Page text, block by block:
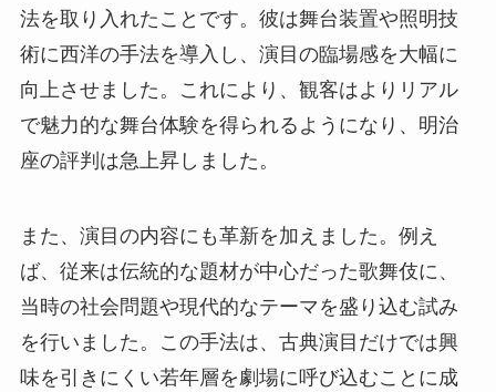
法を取り入れたことです。彼は舞台装置や照明技
術に西洋の手法を導入し、演目の臨場感を大幅に
向上させました。これにより、観客はよりリアル
で魅力的な舞台体験を得られるようになり、明治
座の評判は急上昇しました。
また、演目の内容にも革新を加えました。例え
ば、従来は伝統的な題材が中心だった歌舞伎に、
当時の社会問題や現代的なテーマを盛り込む試み
を行いました。この手法は、古典演目だけでは興
味を引きにくい若年層を劇場に呼び込むことに成